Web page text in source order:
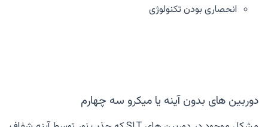
انحصاری بودن تکنولوژی
دوربین های بدون آینه یا میکرو سه چهارم